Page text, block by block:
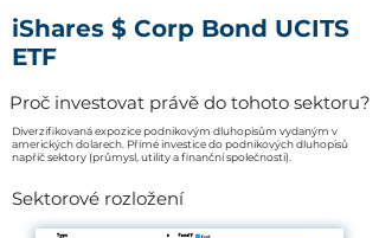
iShares $ Corp Bond UCITS
ETF
Proč investovat právě do tohoto sektoru?
Diverzifikovaná expozice podnikovým dluhopisům vydaným v
amerických dolarech. Přímé investice do podnikových dluhopisů
napříč sektory (průmysl, utility a finanční společnosti).
Sektorové rozložení